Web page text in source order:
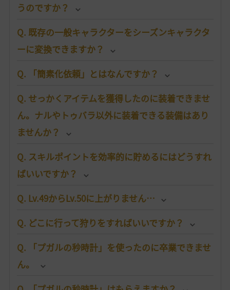
うのですか？
Q. 既存の一般キャラクターをシーズンキャラクタ
ーに変換できますか？
Q. 「簡素化依頼」とはなんですか？
Q. せっかくアイテムを獲得したのに装着できませ
ん。ナルやトゥバラ以外に装着できる装備はあり
ませんか？
Q. スキルポイントを効率的に貯めるにはどうすれ
ばいいですか？
Q. Lv.49からLv.50に上がりません…
Q. どこに行って狩りをすればいいですか？
Q. 「プガルの秒時計」を使ったのに卒業できませ
ん。